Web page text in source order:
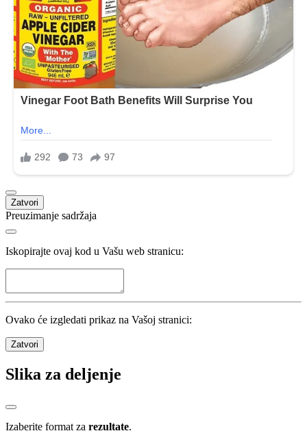
Zatvori
Preuzimanje sadržaja
Iskopirajte ovaj kod u Vašu web stranicu:
Ovako će izgledati prikaz na Vašoj stranici:
Zatvori
Slika za deljenje
Izaberite format za rezultate.